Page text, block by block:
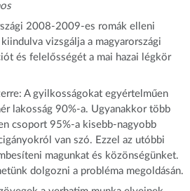
2008-2009-es romák elleni
vizsgálja a magyarországi
és felelősségét a mai hazai légkör
A gyilkosságokat egyértelműen
lakosság 90%-a. Ugyanakkor több
csoport 95%-a kisebb-nagyobb
van szó. Ezzel az utóbbi
magunkat és közönségünket.
dolgozni a probléma megoldásán.